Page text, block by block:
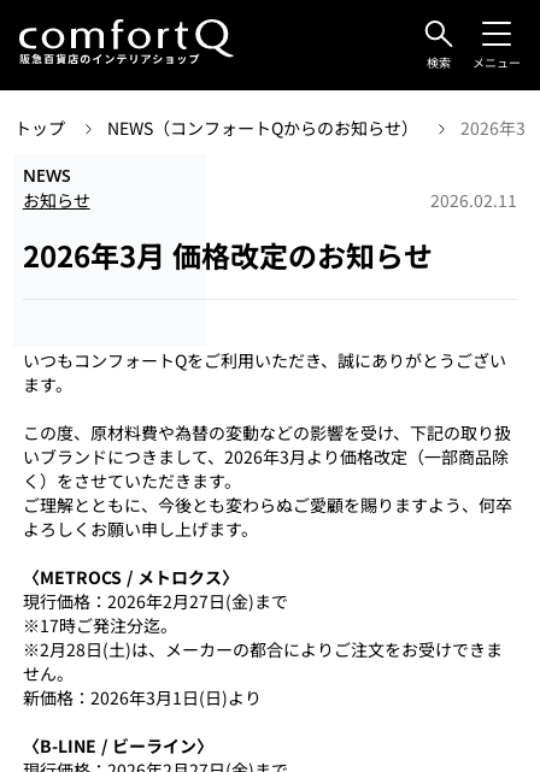
検索 メニュー
トップ NEWS（コンフォートQからのお知らせ） 2026年3
NEWS
お知らせ 2026.02.11
2026年3月 価格改定のお知らせ
いつもコンフォートQをご利用いただき、誠にありがとうござい
ます。
この度、原材料費や為替の変動などの影響を受け、下記の取り扱
いブランドにつきまして、2026年3月より価格改定（一部商品除
く）をさせていただきます。
ご理解とともに、今後とも変わらぬご愛顧を賜りますよう、何卒
よろしくお願い申し上げます。
〈METROCS / メトロクス〉
現行価格：2026年2月27日(金)まで
※17時ご発注分迄。
※2月28日(土)は、メーカーの都合によりご注文をお受けできま
せん。
新価格：2026年3月1日(日)より
〈B-LINE / ビーライン〉